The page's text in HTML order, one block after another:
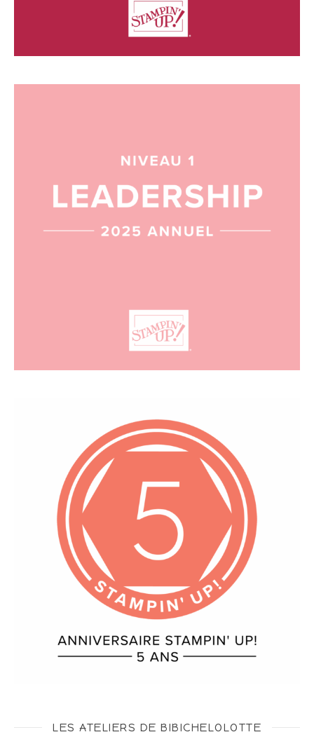
LES ATELIERS DE BIBICHELOLOTTE